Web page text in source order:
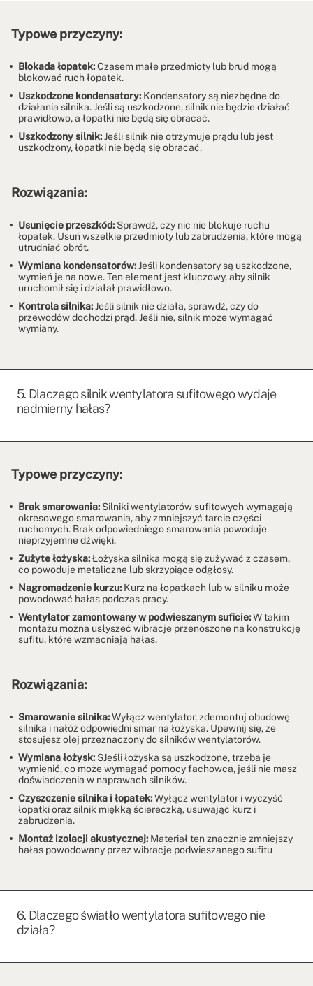
Typowe przyczyny:
Blokada łopatek:Czasem małe przedmioty lub brud mogą
blokować ruch łopatek.
Uszkodzone kondensatory: Kondensatory są niezbędne do
działania silnika. Jeśli są uszkodzone, silnik nie będzie działać
prawidłowo, a łopatki nie będą się obracać.
Uszkodzony silnik: Jeśli silnik nie otrzymuje prądu lub jest
uszkodzony, łopatki nie będą się obracać.
Rozwiązania:
Usunięcie przeszkód: Sprawdź, czy nic nie blokuje ruchu
łopatek. Usuń wszelkie przedmioty lub zabrudzenia, które mogą
utrudniać obrót.
Wymiana kondensatorów: Jeśli kondensatory są uszkodzone,
wymień je na nowe. Ten element jest kluczowy, aby silnik
uruchomił się i działał prawidłowo.
Kontrola silnika: Jeśli silnik nie działa, sprawdź, czy do
przewodów dochodzi prąd. Jeśli nie, silnik może wymagać
wymiany.
5. Dlaczego silnik wentylatora sufitowego wydaje
nadmierny hałas?
Typowe przyczyny:
Brak smarowania: Silniki wentylatorów sufitowych wymagają
okresowego smarowania, aby zmniejszyć tarcie części
ruchomych. Brak odpowiedniego smarowania powoduje
nieprzyjemne dźwięki.
Zużyte łożyska:Łożyska silnika mogą się zużywać z czasem,
co powoduje metaliczne lub skrzypiące odgłosy.
Nagromadzenie kurzu: Kurz na łopatkach lub w silniku może
powodować hałas podczas pracy.
Wentylator zamontowany w podwieszanym suficie:W takim
montażu można usłyszeć wibracje przenoszone na konstrukcję
sufitu, które wzmacniają hałas.
Rozwiązania:
Smarowanie silnika:Wyłącz wentylator, zdemontuj obudowę
silnika i nałóż odpowiedni smar na łożyska. Upewnij się, że
stosujesz olej przeznaczony do silników wentylatorów.
Wymiana łożysk: SJeśli łożyska są uszkodzone, trzeba je
wymienić, co może wymagać pomocy fachowca, jeśli nie masz
doświadczenia w naprawach silników.
Czyszczenie silnika i łopatek:Wyłącz wentylator i wyczyść
łopatki oraz silnik miękką ściereczką, usuwając kurz i
zabrudzenia.
Montaż izolacji akustycznej: Materiał ten znacznie zmniejszy
hałas powodowany przez wibracje podwieszanego sufitu
6. Dlaczego światło wentylatora sufitowego nie
działa?